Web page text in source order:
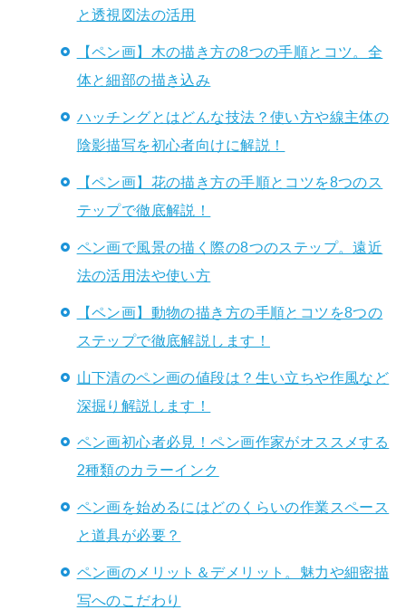
と透視図法の活用
【ペン画】木の描き方の8つの手順とコツ。全
体と細部の描き込み
ハッチングとはどんな技法？使い方や線主体の
陰影描写を初心者向けに解説！
【ペン画】花の描き方の手順とコツを8つのス
テップで徹底解説！
ペン画で風景の描く際の8つのステップ。遠近
法の活用法や使い方
【ペン画】動物の描き方の手順とコツを8つの
ステップで徹底解説します！
山下清のペン画の値段は？生い立ちや作風など
深掘り解説します！
ペン画初心者必見！ペン画作家がオススメする
2種類のカラーインク
ペン画を始めるにはどのくらいの作業スペース
と道具が必要？
ペン画のメリット＆デメリット。魅力や細密描
写へのこだわり